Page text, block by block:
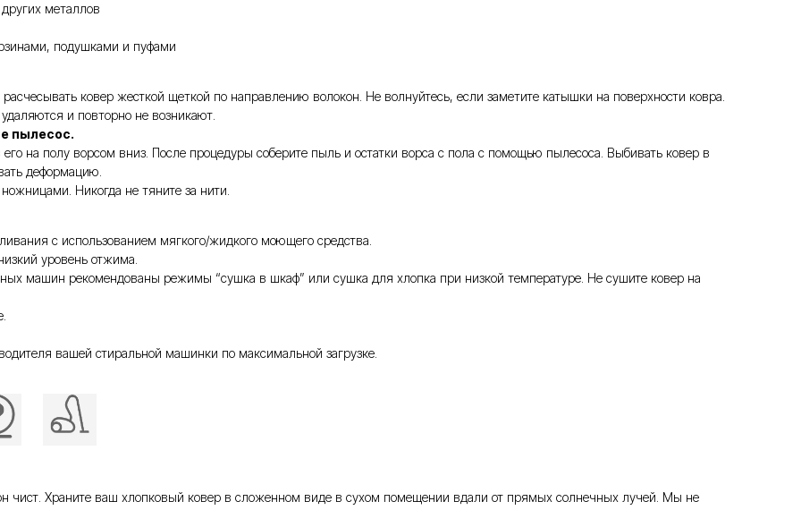
металлов
подушками и пуфами
ковер жесткой щеткой по направлению волокон. Не волнуйтесь, если заметите катышки на поверхности ковра.
и повторно не возникают.
пылесос.
на полу ворсом вниз. После процедуры соберите пыль и остатки ворса с пола с помощью пылесоса. Выбивать ковер в
деформацию.
Никогда не тяните за нити.
с использованием мягкого/жидкого моющего средства.
уровень отжима.
машин рекомендованы режимы “сушка в шкаф” или сушка для хлопка при низкой температуре. Не сушите ковер на
вашей стиральной машинки по максимальной загрузке.
чист. Храните ваш хлопковый ковер в сложенном виде в сухом помещении вдали от прямых солнечных лучей. Мы не